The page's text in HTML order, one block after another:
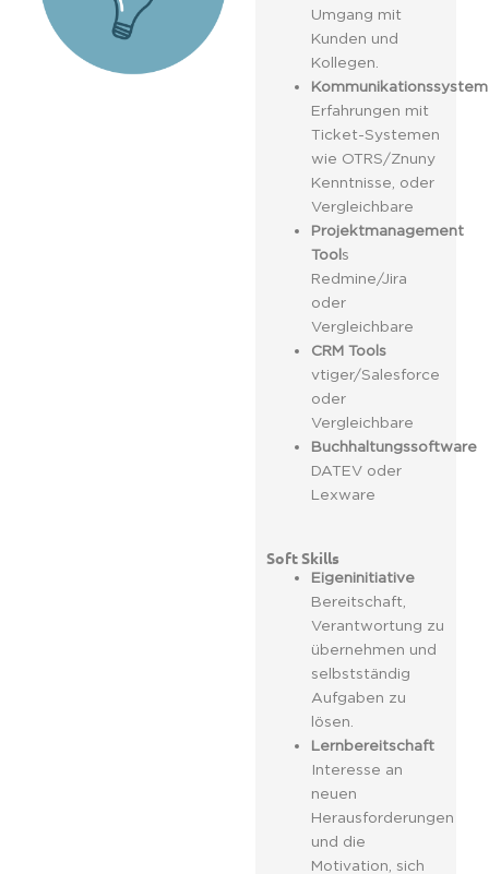
Umgang mit
Kunden und
Kollegen.
Erfahrungen mit
Ticket-Systemen
wie OTRS/Znuny
Kenntnisse, oder
Vergleichbare
Projektmanagement
Tool s
Redmine/Jira
oder
Vergleichbare
CRM Tools
vtiger/Salesforce
oder
Vergleichbare
Buchhaltungssoftware
DATEV oder
Lexware
Soft Skills
Eigeninitiative
Bereitschaft,
Verantwortung zu
übernehmen und
selbstständig
Aufgaben zu
lösen.
Lernbereitschaft
Interesse an
neuen
Herausforderungen
und die
Motivation, sich